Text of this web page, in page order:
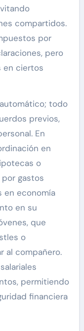
compartidos.
por
pero
en ciertos
todo
previos,
En
en
o
gastos
en economía
en su
que
o
al compañero.
permitiendo
financiera